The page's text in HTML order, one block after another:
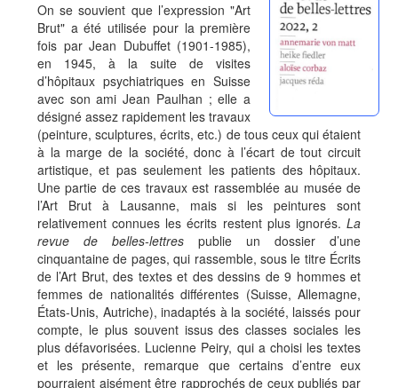
On se souvient que l’expression "Art
Brut" a été utilisée pour la première
fois par Jean Dubuffet (1901-1985),
en 1945, à la suite de visites
d’hôpitaux psychiatriques en Suisse
avec son ami Jean Paulhan ; elle a
désigné assez rapidement les travaux
(peinture, sculptures, écrits, etc.) de tous ceux qui étaient
à la marge de la société, donc à l’écart de tout circuit
artistique, et pas seulement les patients des hôpitaux.
Une partie de ces travaux est rassemblée au musée de
l’Art Brut à Lausanne, mais si les peintures sont
relativement connues les écrits restent plus ignorés. La
revue de belles-lettres publie un dossier d’une
cinquantaine de pages, qui rassemble, sous le titre Écrits
de l’Art Brut, des textes et des dessins de 9 hommes et
femmes de nationalités différentes (Suisse, Allemagne,
États-Unis, Autriche), inadaptés à la société, laissés pour
compte, le plus souvent issus des classes sociales les
plus défavorisées. Lucienne Peiry, qui a choisi les textes
et les présente, remarque que certains d’entre eux
pourraient aisément être rapprochés de ceux publiés par